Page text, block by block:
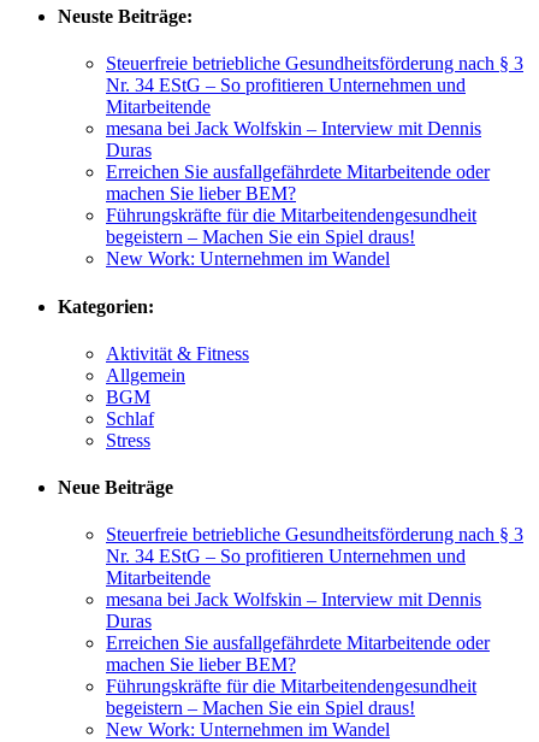
Neuste Beiträge:
Steuerfreie betriebliche Gesundheitsförderung nach § 3
Nr. 34 EStG – So profitieren Unternehmen und
Mitarbeitende
mesana bei Jack Wolfskin – Interview mit Dennis
Duras
Erreichen Sie ausfallgefährdete Mitarbeitende oder
machen Sie lieber BEM?
Führungskräfte für die Mitarbeitendengesundheit
begeistern – Machen Sie ein Spiel draus!
New Work: Unternehmen im Wandel
Kategorien:
Aktivität & Fitness
Allgemein
BGM
Schlaf
Stress
Neue Beiträge
Steuerfreie betriebliche Gesundheitsförderung nach § 3
Nr. 34 EStG – So profitieren Unternehmen und
Mitarbeitende
mesana bei Jack Wolfskin – Interview mit Dennis
Duras
Erreichen Sie ausfallgefährdete Mitarbeitende oder
machen Sie lieber BEM?
Führungskräfte für die Mitarbeitendengesundheit
begeistern – Machen Sie ein Spiel draus!
New Work: Unternehmen im Wandel